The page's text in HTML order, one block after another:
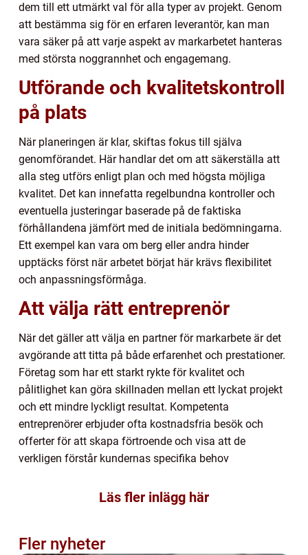
dem till ett utmärkt val för alla typer av projekt. Genom
att bestämma sig för en erfaren leverantör, kan man
vara säker på att varje aspekt av markarbetet hanteras
med största noggrannhet och engagemang.
Utförande och kvalitetskontroll
på plats
När planeringen är klar, skiftas fokus till själva
genomförandet. Här handlar det om att säkerställa att
alla steg utförs enligt plan och med högsta möjliga
kvalitet. Det kan innefatta regelbundna kontroller och
eventuella justeringar baserade på de faktiska
förhållandena jämfört med de initiala bedömningarna.
Ett exempel kan vara om berg eller andra hinder
upptäcks först när arbetet börjat här krävs flexibilitet
och anpassningsförmåga.
Att välja rätt entreprenör
När det gäller att välja en partner för markarbete är det
avgörande att titta på både erfarenhet och prestationer.
Företag som har ett starkt rykte för kvalitet och
pålitlighet kan göra skillnaden mellan ett lyckat projekt
och ett mindre lyckligt resultat. Kompetenta
entreprenörer erbjuder ofta kostnadsfria besök och
offerter för att skapa förtroende och visa att de
verkligen förstår kundernas specifika behov
Läs fler inlägg här
Fler nyheter